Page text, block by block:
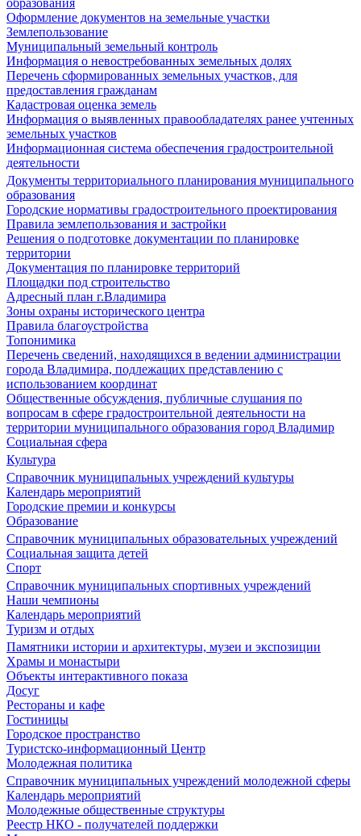
образования
Оформление документов на земельные участки
Землепользование
Муниципальный земельный контроль
Информация о невостребованных земельных долях
Перечень сформированных земельных участков, для
предоставления гражданам
Кадастровая оценка земель
Информация о выявленных правообладателях ранее учтенных
земельных участков
Информационная система обеспечения градостроительной
деятельности
Документы территориального планирования муниципального
образования
Городские нормативы градостроительного проектирования
Правила землепользования и застройки
Решения о подготовке документации по планировке
территории
Документация по планировке территорий
Площадки под строительство
Адресный план г.Владимира
Зоны охраны исторического центра
Правила благоустройства
Топонимика
Перечень сведений, находящихся в ведении администрации
города Владимира, подлежащих представлению с
использованием координат
Общественные обсуждения, публичные слушания по
вопросам в сфере градостроительной деятельности на
территории муниципального образования город Владимир
Социальная сфера
Культура
Справочник муниципальных учреждений культуры
Календарь мероприятий
Городские премии и конкурсы
Образование
Справочник муниципальных образовательных учреждений
Социальная защита детей
Спорт
Справочник муниципальных спортивных учреждений
Наши чемпионы
Календарь мероприятий
Туризм и отдых
Памятники истории и архитектуры, музеи и экспозиции
Храмы и монастыри
Объекты интерактивного показа
Досуг
Рестораны и кафе
Гостиницы
Городское пространство
Туристско-информационный Центр
Молодежная политика
Справочник муниципальных учреждений молодежной сферы
Календарь мероприятий
Молодежные общественные структуры
Реестр НКО - получателей поддержки